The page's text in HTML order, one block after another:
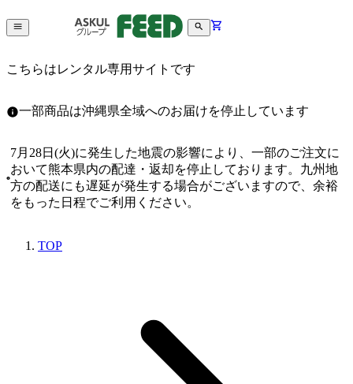
こちらはレンタル専用サイトです
一部商品は沖縄県全域へのお届けを停止しています
7月28日(火)に発生した地震の影響により、一部のご注文に
おいて熊本県内の配達・返却を停止しております。九州地
方の配送にも遅延が発生する場合がございますので、余裕
をもった日程でご利用ください。
TOP